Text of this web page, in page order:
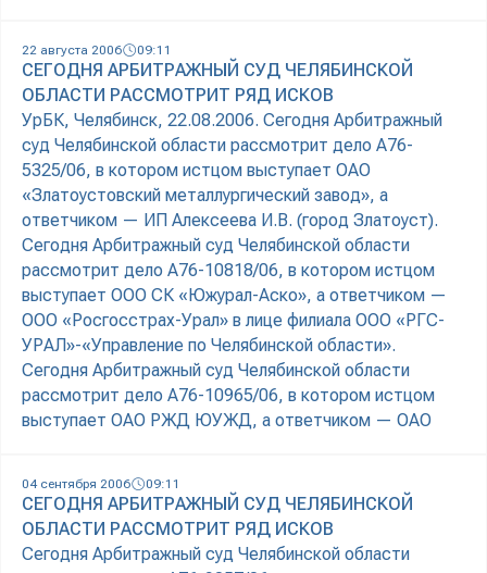
22 августа 2006 09:11
СЕГОДНЯ АРБИТРАЖНЫЙ СУД ЧЕЛЯБИНСКОЙ
ОБЛАСТИ РАССМОТРИТ РЯД ИСКОВ
УрБК, Челябинск, 22.08.2006. Сегодня Арбитражный
суд Челябинской области рассмотрит дело А76-
5325/06, в котором истцом выступает ОАО
«Златоустовский металлургический завод», а
ответчиком — ИП Алексеева И.В. (город Златоуст).
Сегодня Арбитражный суд Челябинской области
рассмотрит дело А76-10818/06, в котором истцом
выступает ООО СК «Южурал-Аско», а ответчиком —
ООО «Росгосстрах-Урал» в лице филиала ООО «РГС-
УРАЛ»-«Управление по Челябинской области».
Сегодня Арбитражный суд Челябинской области
рассмотрит дело А76-10965/06, в котором истцом
выступает ОАО РЖД ЮУЖД, а ответчиком — ОАО
04 сентября 2006 09:11
СЕГОДНЯ АРБИТРАЖНЫЙ СУД ЧЕЛЯБИНСКОЙ
ОБЛАСТИ РАССМОТРИТ РЯД ИСКОВ
Сегодня Арбитражный суд Челябинской области